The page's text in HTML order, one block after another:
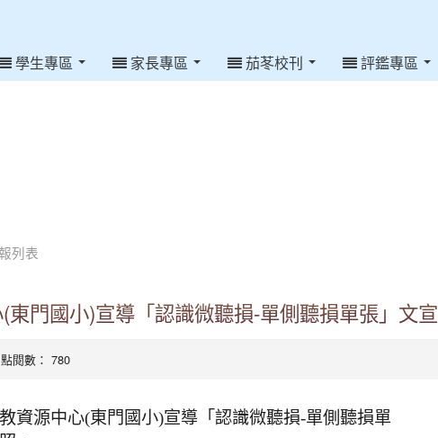
學生專區 家長專區 茄苳校刊 評鑑專區
列表
東門國小)宣導「認識微聽損-單側聽損單張」文宣
閱數： 780
資源中心(東門國小)宣導「認識微聽損-單側聽損單